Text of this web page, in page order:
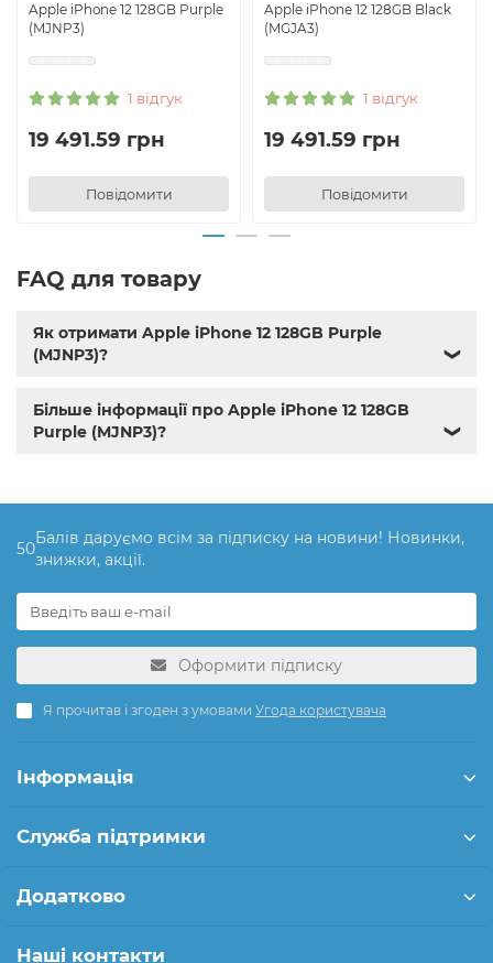
Apple iPhone 12 128GB Purple
(MJNP3)
1 відгук
19 491.59 грн
Повідомити
Apple iPhone 12 128GB Black
(MGJA3)
1 відгук
19 491.59 грн
Повідомити
FAQ для товару
Як отримати Apple iPhone 12 128GB Purple
(MJNP3)?
❯
Більше інформації про Apple iPhone 12 128GB
Purple (MJNP3)?
❯
50
Балів даруємо всім за підписку на новини! Новинки,
знижки, акції.
Оформити підписку
Я прочитав і згоден з умовами Угода користувача
Інформація
Служба підтримки
Додатково
Наші контакти